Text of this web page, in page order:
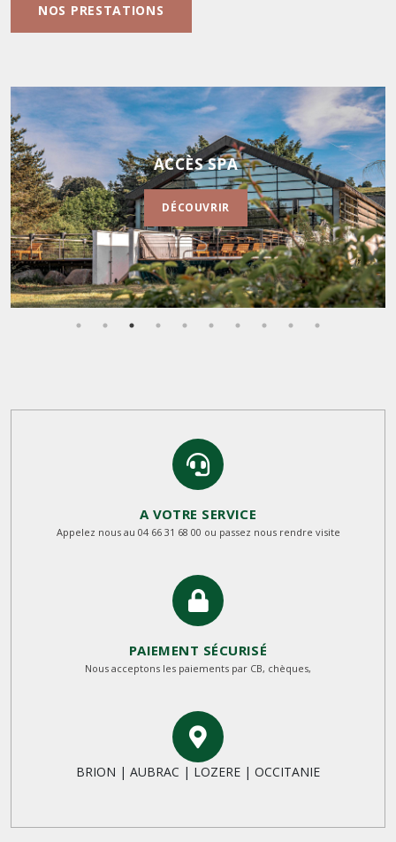
NOS PRESTATIONS
ACCÈS SPA
DÉCOUVRIR
A VOTRE SERVICE
Appelez nous au 04 66 31 68 00 ou passez nous rendre visite
PAIEMENT SÉCURISÉ
Nous acceptons les paiements par CB, chèques,
BRION | AUBRAC | LOZERE | OCCITANIE